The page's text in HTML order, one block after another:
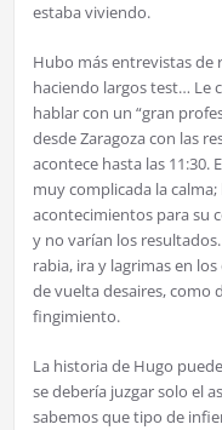
estaba viviendo.
Hubo más entrevistas de
haciendo largos test… Le
hablar con un “gran
desde Zaragoza con las
acontece hasta las 11:30.
muy complicada la
acontecimientos para su
y no varían los
rabia, ira y lagrimas en
de vuelta desaires, como
fingimiento.
La historia de Hugo
se debería juzgar solo el
sabemos que tipo de